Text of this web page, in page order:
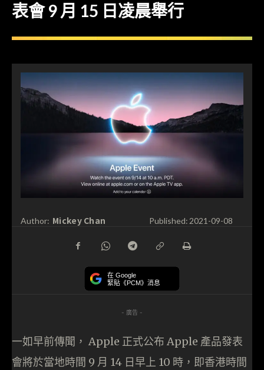
表會 9 月 15 日凌晨舉行
Author: Mickey Chan Published: 2021-09-08
在 Google
緊貼《PCM》消息
- 廣告 -
一如早前傳聞， Apple 正式公布 Apple 產品發表
會將於當地時間 9 月 14 日早上 10 時，即香港時間